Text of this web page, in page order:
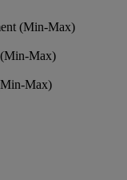
(Min-Max)
(Min-Max)
Max)